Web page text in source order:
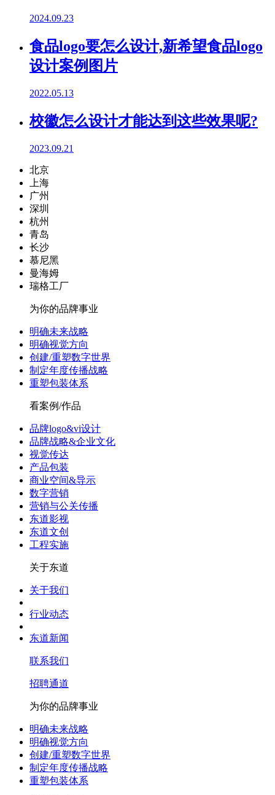
2024.09.23
食品logo要怎么设计,新希望食品logo
设计案例图片
2022.05.13
校徽怎么设计才能达到这些效果呢?
2023.09.21
北京
上海
广州
深圳
杭州
青岛
长沙
慕尼黑
曼海姆
瑞格工厂
为你的品牌事业
明确未来战略
明确视觉方向
创建/重塑数字世界
制定年度传播战略
重塑包装体系
看案例/作品
品牌logo&vi设计
品牌战略&企业文化
视觉传达
产品包装
商业空间&导示
数字营销
营销与公关传播
东道影视
东道文创
工程实施
关于东道
关于我们
行业动态
东道新闻
联系我们
招聘通道
为你的品牌事业
明确未来战略
明确视觉方向
创建/重塑数字世界
制定年度传播战略
重塑包装体系